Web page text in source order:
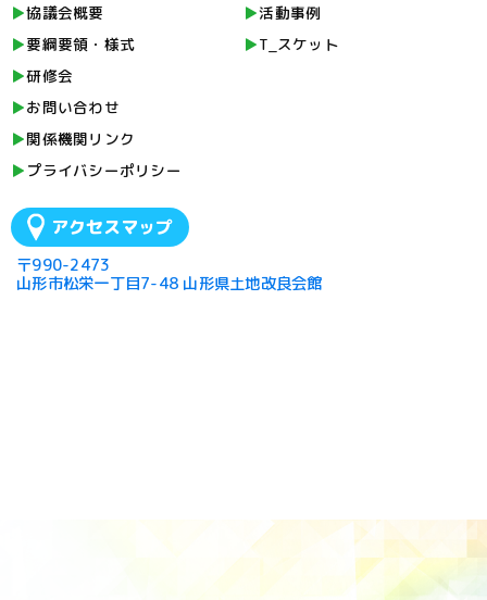
協議会概要
活動事例
要綱要領・様式
T_スケット
研修会
お問い合わせ
関係機関リンク
プライバシーポリシー
アクセスマップ
〒990-2473
山形市松栄一丁目7-48 山形県土地改良会館